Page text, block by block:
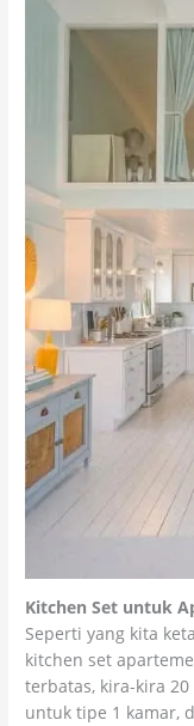
Kitchen Set untuk
Seperti yang kita
kitchen set
terbatas, kira-kira
untuk tipe 1 kamar,